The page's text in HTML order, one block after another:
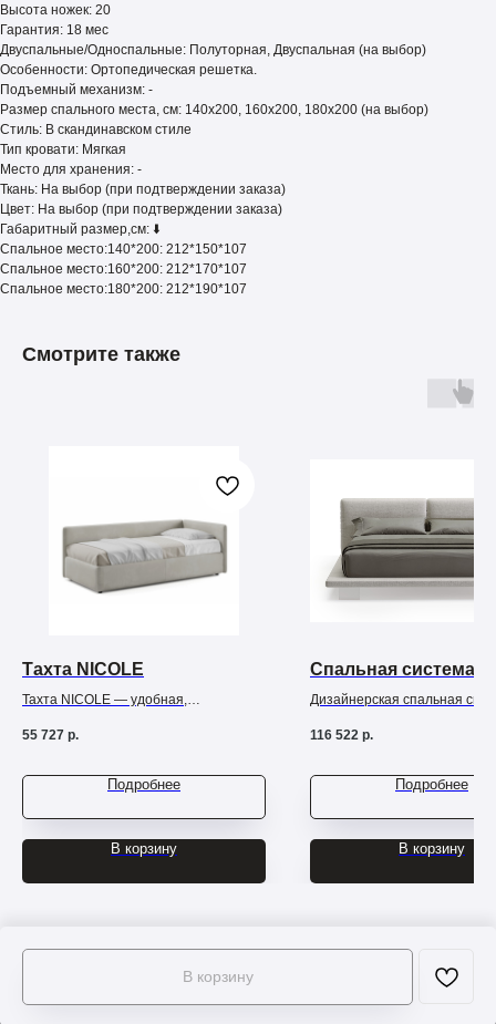
В корзину
Высота ножек: 20
Гарантия: 18 мес
Двуспальные/Односпальные: Полуторная, Двуспальная (на выбор)
Особенности: Ортопедическая решетка.
Подъемный механизм: -
Размер спального места, см: 140х200, 160х200, 180х200 (на выбор)
Стиль: В скандинавском стиле
Тип кровати: Мягкая
Место для хранения: -
Ткань: На выбор (при подтверждении заказа)
Цвет: На выбор (при подтверждении заказа)
Габаритный размер,см: ⬇️
Спальное место:140*200: 212*150*107
Спальное место:160*200: 212*170*107
Спальное место:180*200: 212*190*107
Смотрите также
Тахта NICOLE
Тахта NICOLE — удобная,
мебель.
55 727 р.
Подробнее
В корзину
Спальная система
Дизайнерская спальная
его проявлении, украшение
116 522 р.
Подробнее
В корзину
Made on